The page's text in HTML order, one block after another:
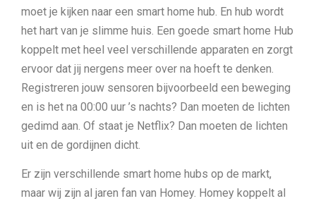
moet je kijken naar een smart home hub. En hub wordt
het hart van je slimme huis. Een goede smart home Hub
koppelt met heel veel verschillende apparaten en zorgt
ervoor dat jij nergens meer over na hoeft te denken.
Registreren jouw sensoren bijvoorbeeld een beweging
en is het na 00:00 uur ’s nachts? Dan moeten de lichten
gedimd aan. Of staat je Netflix? Dan moeten de lichten
uit en de gordijnen dicht.
Er zijn verschillende smart home hubs op de markt,
maar wij zijn al jaren fan van Homey. Homey koppelt al